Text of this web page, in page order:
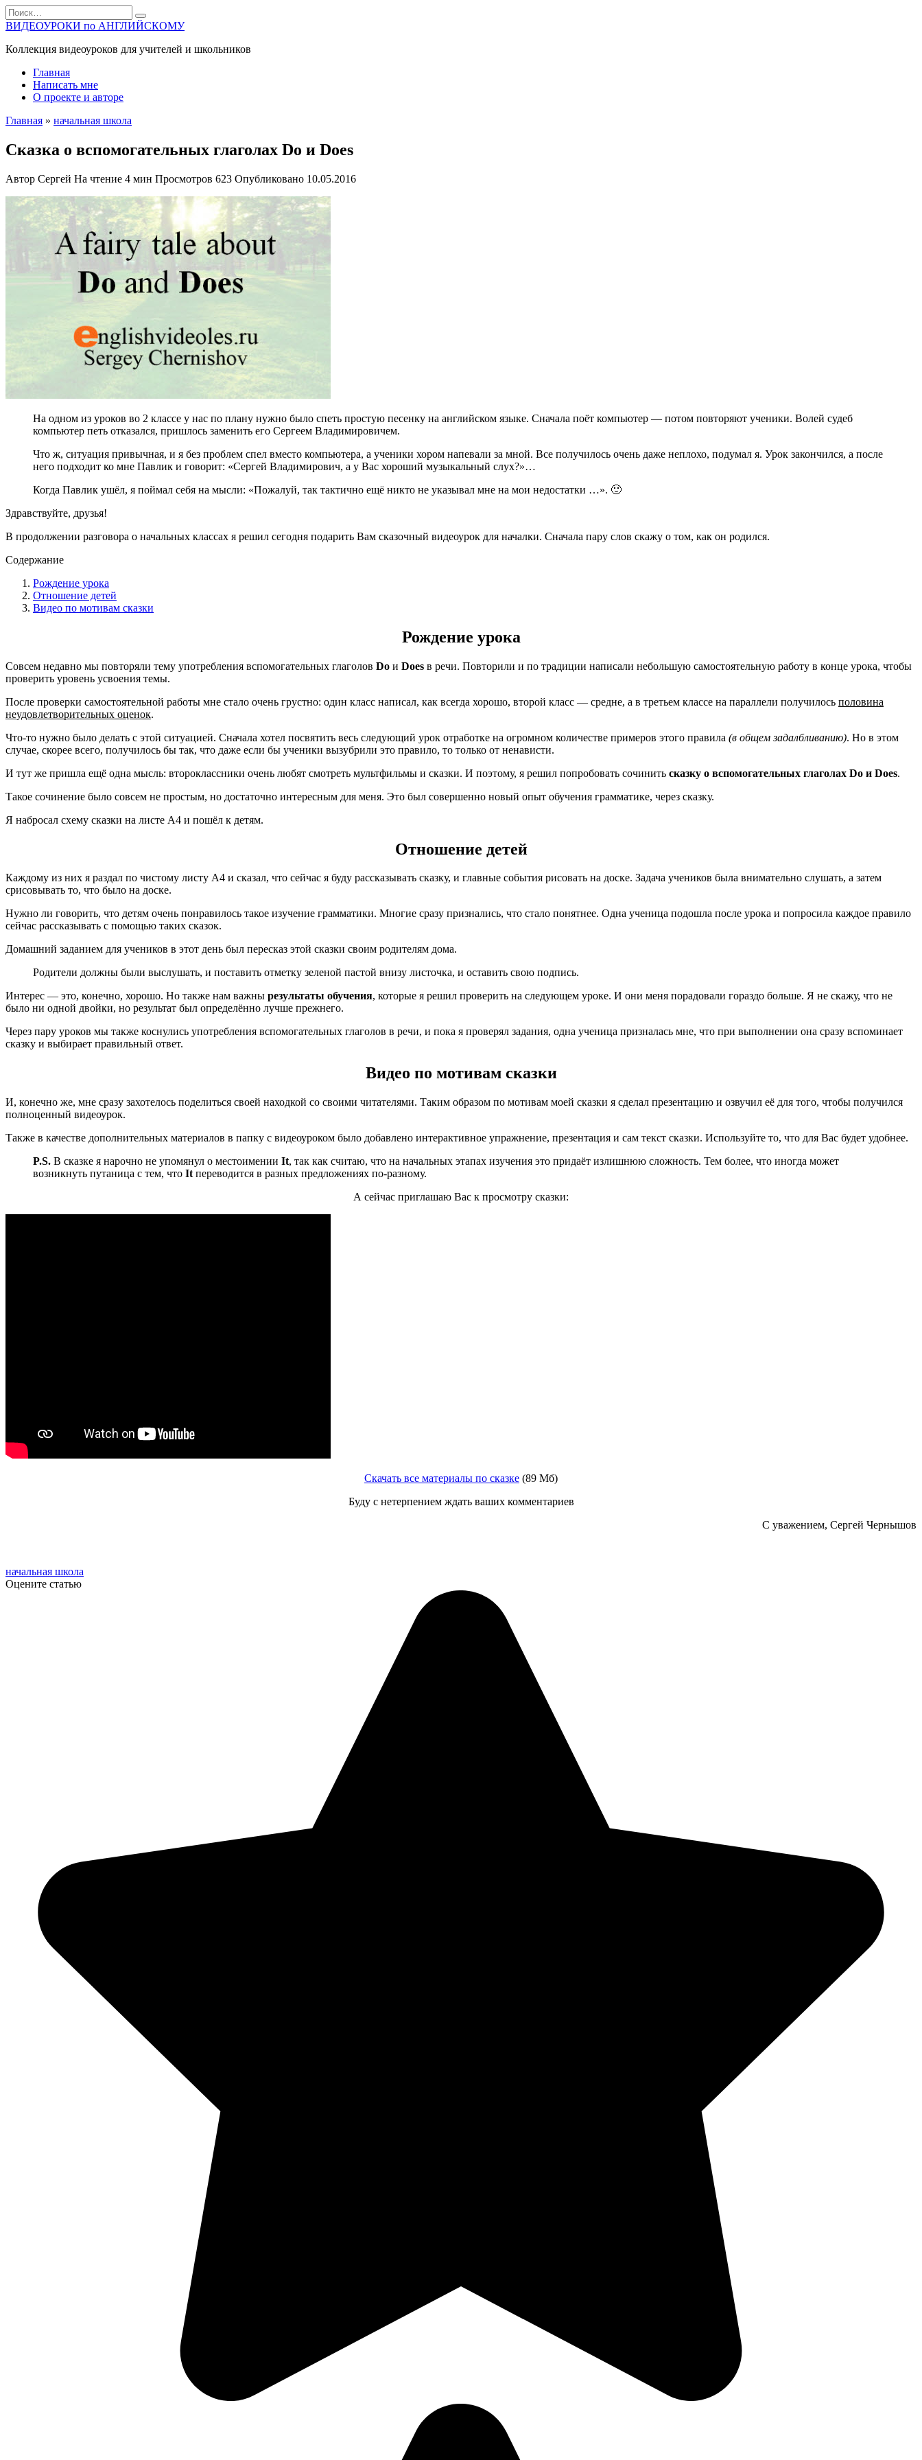
Перейти
к
содержанию
Search
for:
ВИДЕОУРОКИ по АНГЛИЙСКОМУ
Коллекция видеоуроков для учителей и школьников
Главная
Написать мне
О проекте и авторе
Главная » начальная школа
Сказка о вспомогательных глаголах Do и Does
Автор Сергей На чтение 4 мин Просмотров 623 Опубликовано 10.05.2016
На одном из уроков во 2 классе у нас по плану нужно было спеть простую песенку на английском языке. Сначала поёт компьютер — потом повторяют ученики. Волей судеб
компьютер петь отказался, пришлось заменить его Сергеем Владимировичем.
Что ж, ситуация привычная, и я без проблем спел вместо компьютера, а ученики хором напевали за мной. Все получилось очень даже неплохо, подумал я. Урок закончился, а после
него подходит ко мне Павлик и говорит: «Сергей Владимирович, а у Вас хороший музыкальный слух?»…
Когда Павлик ушёл, я поймал себя на мысли: «Пожалуй, так тактично ещё никто не указывал мне на мои недостатки …». 🙂
Здравствуйте, друзья!
В продолжении разговора о начальных классах я решил сегодня подарить Вам сказочный видеоурок для началки. Сначала пару слов скажу о том, как он родился.
Содержание
Рождение урока
Отношение детей
Видео по мотивам сказки
Рождение урока
Совсем недавно мы повторяли тему употребления вспомогательных глаголов Do и Does в речи. Повторили и по традиции написали небольшую самостоятельную работу в конце урока, чтобы
проверить уровень усвоения темы.
После проверки самостоятельной работы мне стало очень грустно: один класс написал, как всегда хорошо, второй класс — средне, а в третьем классе на параллели получилось половина
неудовлетворительных оценок.
Что-то нужно было делать с этой ситуацией. Сначала хотел посвятить весь следующий урок отработке на огромном количестве примеров этого правила (в общем задалбливанию). Но в этом
случае, скорее всего, получилось бы так, что даже если бы ученики вызубрили это правило, то только от ненависти.
И тут же пришла ещё одна мысль: второклассники очень любят смотреть мультфильмы и сказки. И поэтому, я решил попробовать сочинить сказку о вспомогательных глаголах Do и Does.
Такое сочинение было совсем не простым, но достаточно интересным для меня. Это был совершенно новый опыт обучения грамматике, через сказку.
Я набросал схему сказки на листе А4 и пошёл к детям.
Отношение детей
Каждому из них я раздал по чистому листу А4 и сказал, что сейчас я буду рассказывать сказку, и главные события рисовать на доске. Задача учеников была внимательно слушать, а затем
срисовывать то, что было на доске.
Нужно ли говорить, что детям очень понравилось такое изучение грамматики. Многие сразу признались, что стало понятнее. Одна ученица подошла после урока и попросила каждое правило
сейчас рассказывать с помощью таких сказок.
Домашний заданием для учеников в этот день был пересказ этой сказки своим родителям дома.
Родители должны были выслушать, и поставить отметку зеленой пастой внизу листочка, и оставить свою подпись.
Интерес — это, конечно, хорошо. Но также нам важны результаты обучения, которые я решил проверить на следующем уроке. И они меня порадовали гораздо больше. Я не скажу, что не
было ни одной двойки, но результат был определённо лучше прежнего.
Через пару уроков мы также коснулись употребления вспомогательных глаголов в речи, и пока я проверял задания, одна ученица призналась мне, что при выполнении она сразу вспоминает
сказку и выбирает правильный ответ.
Видео по мотивам сказки
И, конечно же, мне сразу захотелось поделиться своей находкой со своими читателями. Таким образом по мотивам моей сказки я сделал презентацию и озвучил её для того, чтобы получился
полноценный видеоурок.
Также в качестве дополнительных материалов в папку с видеоуроком было добавлено интерактивное упражнение, презентация и сам текст сказки. Используйте то, что для Вас будет удобнее.
P.S. В сказке я нарочно не упомянул о местоимении It, так как считаю, что на начальных этапах изучения это придаёт излишнюю сложность. Тем более, что иногда может
возникнуть путаница с тем, что It переводится в разных предложениях по-разному.
А сейчас приглашаю Вас к просмотру сказки:
Скачать все материалы по сказке (89 Мб)
Буду с нетерпением ждать ваших комментариев
С уважением, Сергей Чернышов
начальная школа
Оцените статью